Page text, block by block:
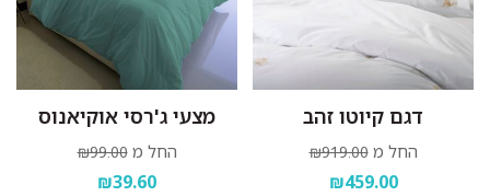
דגם קיוטו זהב
החל מ ₪919.00
₪459.00
מצעי ג'רסי אוקיאנוס
החל מ ₪99.00
₪39.60